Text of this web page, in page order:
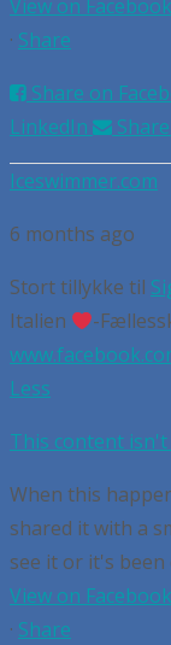
View on Facebook
· Share
Share on
LinkedIn
Iceswimmer.com
6 months ago
Stort tillykke til
Italien
-
Less
This content
When this
shared it with a
see it or it's been
View on Facebook
· Share